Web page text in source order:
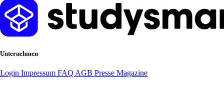
Unternehmen
Login Impressum FAQ AGB Presse Magazine